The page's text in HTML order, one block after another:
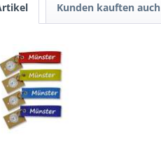
Kunden kauften auch